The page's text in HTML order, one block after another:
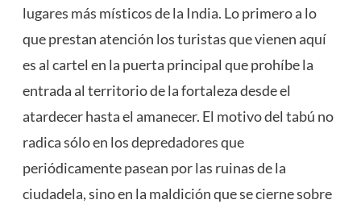
lugares más místicos de la India. Lo primero a lo
que prestan atención los turistas que vienen aquí
es al cartel en la puerta principal que prohíbe la
entrada al territorio de la fortaleza desde el
atardecer hasta el amanecer. El motivo del tabú no
radica sólo en los depredadores que
periódicamente pasean por las ruinas de la
ciudadela, sino en la maldición que se cierne sobre